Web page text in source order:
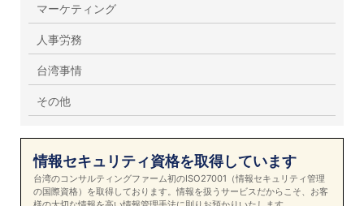
マーケティング
人事労務
台湾事情
その他
情報セキュリティ資格を取得しています
台湾のコンサルティングファーム初のISO27001（情報セキュリティ管理
の国際資格）を取得しております。情報を扱うサービスだからこそ、お客